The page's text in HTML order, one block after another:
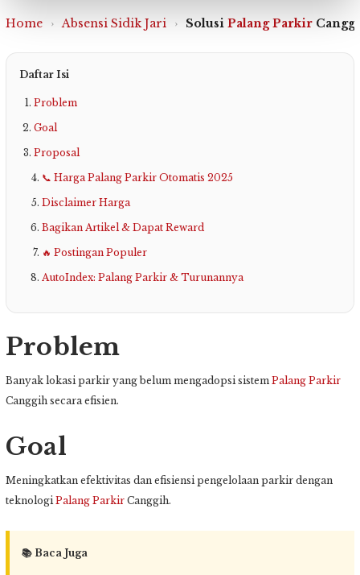
Home › Absensi Sidik Jari › Solusi Palang Parkir
Daftar Isi
Problem
Goal
Proposal
📞 Harga Palang Parkir Otomatis 2025
Disclaimer Harga
Bagikan Artikel & Dapat Reward
🔥 Postingan Populer
AutoIndex: Palang Parkir & Turunannya
Problem
Banyak lokasi parkir yang belum mengadopsi sistem Palang Parkir
Canggih secara efisien.
Goal
Meningkatkan efektivitas dan efisiensi pengelolaan parkir dengan
teknologi Palang Parkir Canggih.
📚 Baca Juga